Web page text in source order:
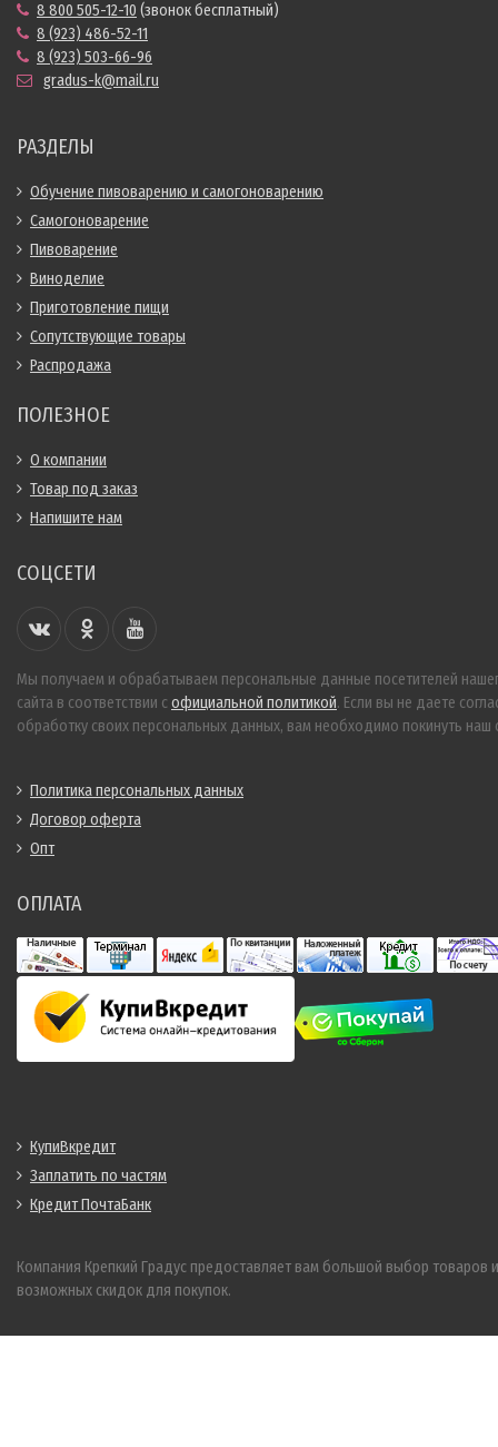
8 800 505-12-10 (звонок бесплатный)
8 (923) 486-52-11
8 (923) 503-66-96
gradus-k@mail.ru
РАЗДЕЛЫ
Обучение пивоварению и самогоноварению
Самогоноварение
Пивоварение
Виноделие
Приготовление пищи
Сопутствующие товары
Распродажа
ПОЛЕЗНОЕ
О компании
Товар под заказ
Напишите нам
СОЦСЕТИ
Мы получаем и обрабатываем персональные данные посетителей
сайта в соответствии с официальной политикой. Если вы не даете
обработку своих персональных данных, вам необходимо покинуть наш
Политика персональных данных
Договор оферта
Опт
ОПЛАТА
КупиВкредит
Заплатить по частям
Кредит ПочтаБанк
Компания Крепкий Градус предоставляет вам большой выбор товаров и
возможных скидок для покупок.